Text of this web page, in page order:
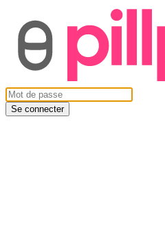
Se connecter